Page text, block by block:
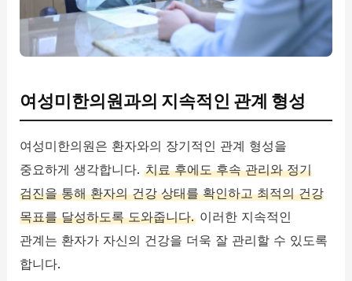
여성미한의원과의 지속적인 관계 형성
여성미한의원은 환자와의 장기적인 관계 형성을
중요하게 생각합니다.치료 후에도 후속 관리와 정기
검진을 통해 환자의 건강 상태를 확인하고 최적의 건강
목표를 달성하도록 도와줍니다. 이러한 지속적인
관계는 환자가 자신의 건강을 더욱 잘 관리할 수 있도록
합니다.